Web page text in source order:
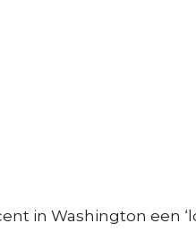
in Washington een